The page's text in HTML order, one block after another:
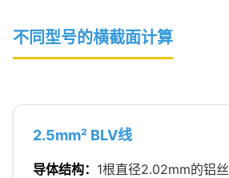
不同型号的横截面计算
2.5mm² BLV线
导体结构： 1根直径2.02mm的铝丝